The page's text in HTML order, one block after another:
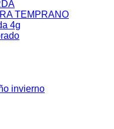
TEMPRANO
4g
invierno